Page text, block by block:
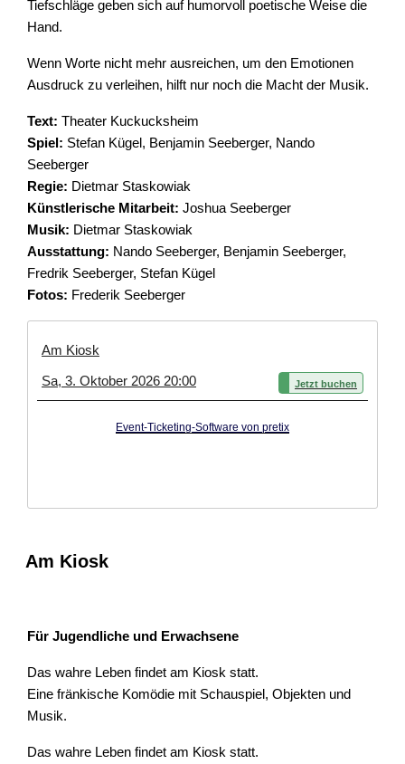
Tiefschläge geben sich auf humorvoll poetische Weise die
Hand.
Wenn Worte nicht mehr ausreichen, um den Emotionen
Ausdruck zu verleihen, hilft nur noch die Macht der Musik.
Text: Theater Kuckucksheim
Spiel: Stefan Kügel, Benjamin Seeberger, Nando
Seeberger
Regie: Dietmar Staskowiak
Künstlerische Mitarbeit: Joshua Seeberger
Musik: Dietmar Staskowiak
Ausstattung: Nando Seeberger, Benjamin Seeberger,
Fredrik Seeberger, Stefan Kügel
Fotos: Frederik Seeberger
Am Kiosk
Sa, 3. Oktober 2026 20:00
Jetzt buchen
Event-Ticketing-Software von pretix
Am Kiosk
Für Jugendliche und Erwachsene
Das wahre Leben findet am Kiosk statt.
Eine fränkische Komödie mit Schauspiel, Objekten und
Musik.
Das wahre Leben findet am Kiosk statt.